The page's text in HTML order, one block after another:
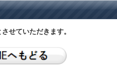
せていただきます。